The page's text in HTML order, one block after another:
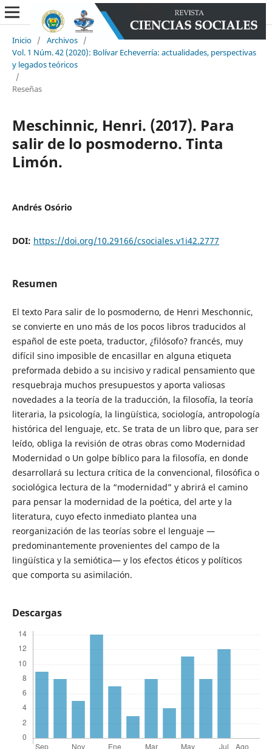
Inicio / Archivos /
Vol. 1 Núm. 42 (2020): Bolívar Echeverría: actualidades, perspectivas
y legados teóricos
/
Reseñas
Meschinnic, Henri. (2017). Para
salir de lo posmoderno. Tinta
Limón.
Andrés Osório
DOI: https://doi.org/10.29166/csociales.v1i42.2777
Resumen
El texto Para salir de lo posmoderno, de Henri Meschonnic,
se convierte en uno más de los pocos libros traducidos al
español de este poeta, traductor, ¿filósofo? francés, muy
difícil sino imposible de encasillar en alguna etiqueta
preformada debido a su incisivo y radical pensamiento que
resquebraja muchos presupuestos y aporta valiosas
novedades a la teoría de la traducción, la filosofía, la teoría
literaria, la psicología, la lingüística, sociología, antropología
histórica del lenguaje, etc. Se trata de un libro que, para ser
leído, obliga la revisión de otras obras como Modernidad
Modernidad o Un golpe bíblico para la filosofía, en donde
desarrollará su lectura crítica de la convencional, filosófica o
sociológica lectura de la “modernidad” y abrirá el camino
para pensar la modernidad de la poética, del arte y la
literatura, cuyo efecto inmediato plantea una
reorganización de las teorías sobre el lenguaje —
predominantemente provenientes del campo de la
lingüística y la semiótica— y los efectos éticos y políticos
que comporta su asimilación.
Descargas